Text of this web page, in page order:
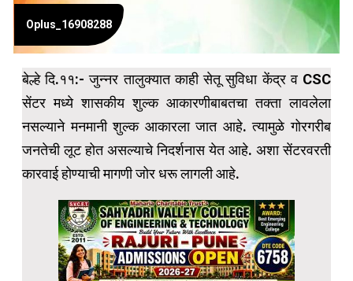
Oplus_16908288
बेल्हे दि.११:- जुन्नर तालुक्यात काही सेतू सुविधा केंद्र व CSC
सेंटर मध्ये शासकीय शुल्क आकारणीबाबतचा तक्ता लावलेला
नसल्याने मनमानी शुल्क आकारला जात आहे. त्यामुळे गोरगरीब
जनतेची लूट होत असल्याचे निदर्शनास येत आहे. अशा सेंटरवरती
कारवाई होण्याची मागणी जोर धरू लागली आहे.